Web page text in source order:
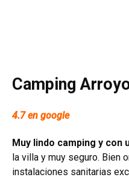
Camping
4.7 en google
Muy lindo camping y con
la villa y muy seguro. Bien
instalaciones sanitarias